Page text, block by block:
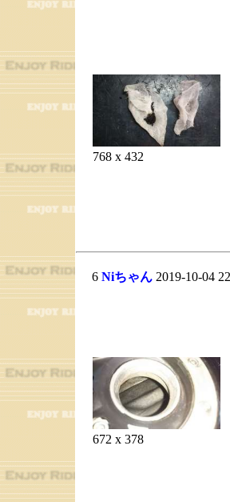
768 x 432
6 Niちゃん2019-10-04
672 x 378